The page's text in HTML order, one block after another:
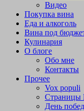
Видео
Покупка вина
Еда и алкоголь
Вина под
Кулинария
О блоге
Обо мне
Контакты
Прочее
Vox populi
Страницы
День